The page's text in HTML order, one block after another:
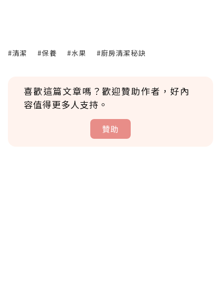
#清潔 #保養 #水果 #廚房清潔秘訣
喜歡這篇文章嗎？歡迎贊助作者，好內
容值得更多人支持。
贊助